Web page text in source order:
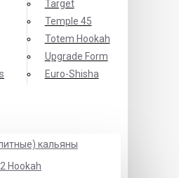
Target
Temple 45
Totem Hookah
Upgrade Form
Еuro-Shisha
кальяны
Hookah